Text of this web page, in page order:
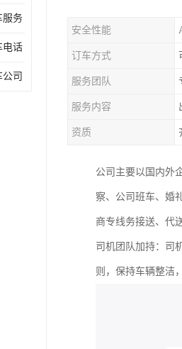
服务
电话
司
安全性能
订车方式
服务团队
服务内容
资质
公司主要以国内外
察、公司班车、婚
商专线务接送、代
司机团队加持：司
则，保持车辆整洁